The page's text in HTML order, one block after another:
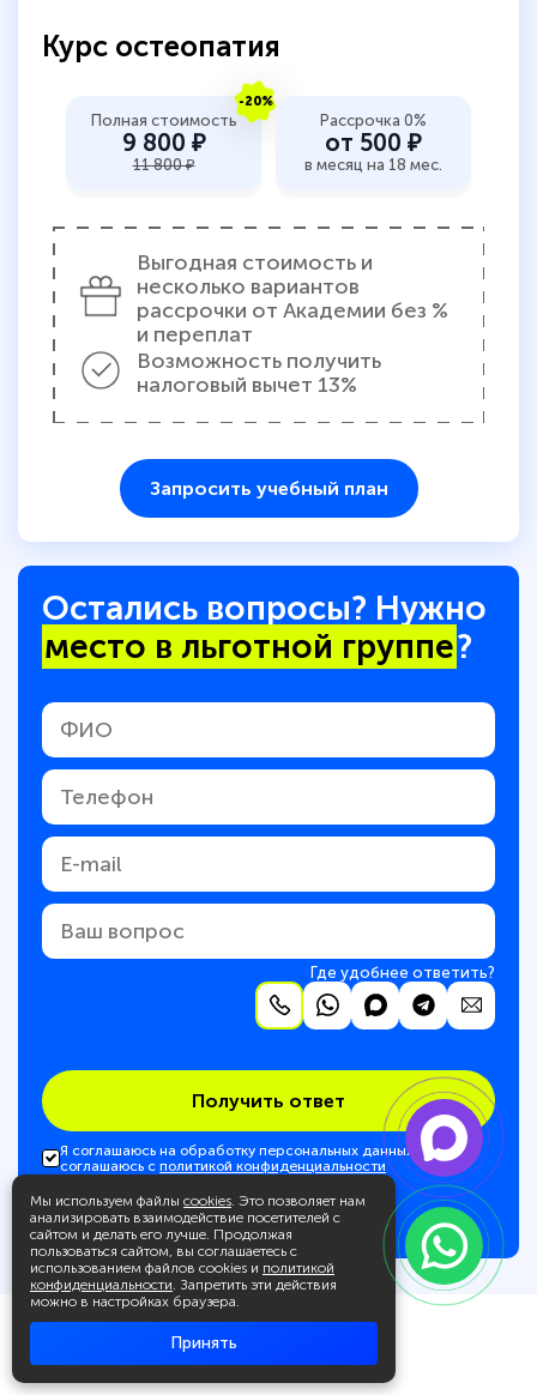
Мы используем файлы cookies. Это позволяет нам
анализировать взаимодействие посетителей с
сайтом и делать его лучше. Продолжая
пользоваться сайтом, вы соглашаетесь с
использованием файлов cookies и политикой
конфиденциальности. Запретить эти действия
можно в настройках браузера.
Принять
Курс остеопатия
-20%
Полная стоимость
9 800 ₽
11 800 ₽
Рассрочка 0%
от 500 ₽
в месяц на 18 мес.
Выгодная стоимость и
несколько вариантов
рассрочки от Академии без %
и переплат
Возможность получить
налоговый вычет 13%
Запросить учебный план
Остались вопросы? Нужно
место в льготной группе?
Где удобнее ответить?
Получить ответ
Я соглашаюсь на обработку персональных данных и
соглашаюсь с политикой конфиденциальности